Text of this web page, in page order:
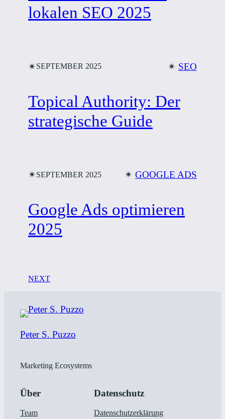
lokalen SEO 2025
✴︎SEPTEMBER 2025 ✴︎ SEO
Topical Authority: Der
strategische Guide
✴︎SEPTEMBER 2025 ✴︎ GOOGLE ADS
Google Ads optimieren
2025
NEXT
Peter S. Puzzo
Marketing Ecosystems
Über
Team
Datenschutz
Datenschutzerklärung